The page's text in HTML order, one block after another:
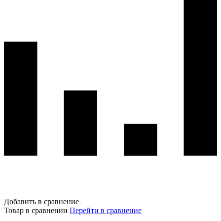
Добавить в сравнение
Товар в сравнении Перейти в сравнение